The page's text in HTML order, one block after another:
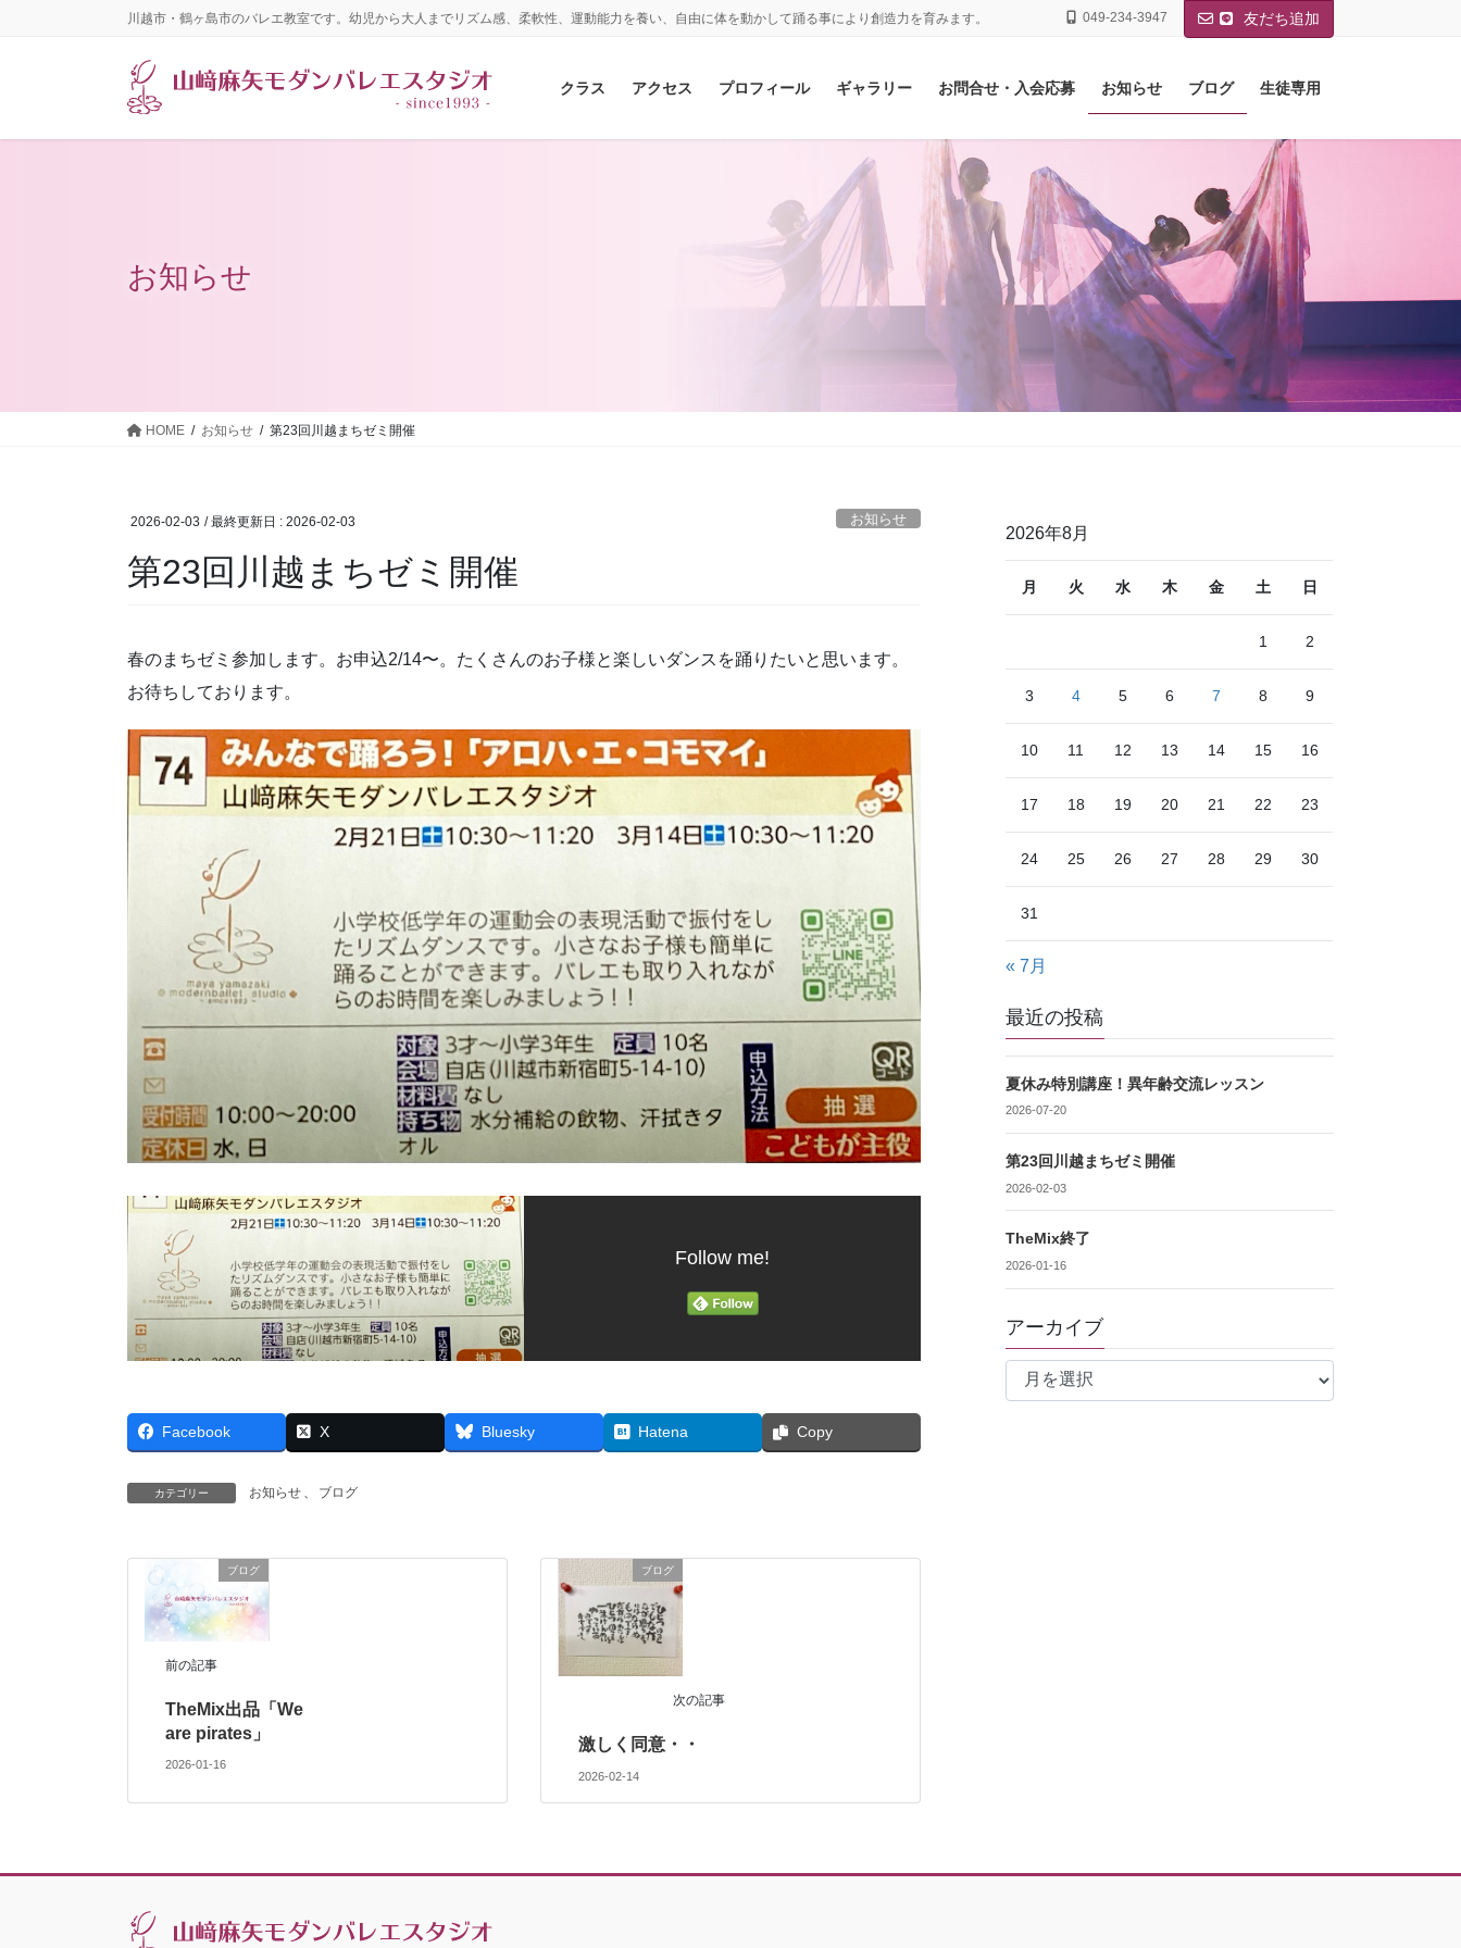
に
ョ
川越市・鶴ヶ島市のバレエ教室です。幼児から大人までリズム感、柔軟性、運動能力を養い、自由に体を動かして踊る事により創造力を育みます。 049-234-3947 友だち追加
クラス アクセス プロフィール ギャラリー お問合せ・入会応募 お知らせ ブログ 生徒専用
お知らせ
HOME お知らせ 第23回川越まちゼミ開催
2026-02-03 / 最終更新日 : 2026-02-03 お知らせ
第23回川越まちゼミ開催
春のまちゼミ参加します。お申込2/14〜。たくさんのお子様と楽しいダンスを踊りたいと思います。
お待ちしております。
Follow me!
Facebook X Bluesky Hatena Copy
カテゴリー お知らせ ブログ
ブログ
前の記事
TheMix出品「We
are pirates」
2026-01-16
ブログ
次の記事
激しく同意・・
2026-02-14
2026年8月
月 火 水 木 金 土 日
1 2
3 4 5 6 7 8 9
10 11 12 13 14 15 16
17 18 19 20 21 22 23
24 25 26 27 28 29 30
31
« 7月
最近の投稿
夏休み特別講座！異年齢交流レッスン
2026-07-20
第23回川越まちゼミ開催
2026-02-03
TheMix終了
2026-01-16
アーカイブ
ア